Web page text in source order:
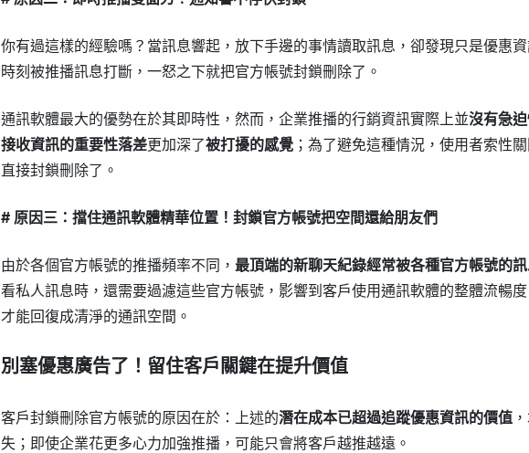
你有過這樣的經驗嗎？當訊息響起，放下手邊的事情讀取訊息，卻發現只是優惠
時刻被推播訊息打斷，一怒之下就把官方帳號封鎖刪除了。
通訊軟體最大的優勢在於其即時性，然而，企業推播的行銷資訊實際上並沒有急
接收資訊的重要性落差更加深了被打擾的感覺 ；為了避免這種情況，使用者索性
直接封鎖刪除了。
# 原因三：擋住通訊軟體精華位置！封鎖官方帳號把空間還給朋友們
由於各個官方帳號的推播頻率不同， 最頂端的新聊天紀錄經常被各種官方帳號的
看私人訊息時，還需要過濾這些官方帳號，影響到客戶使用通訊軟體的整體流暢
才能回復成清淨的通訊空間。
別塞優惠廣告了！留住客戶關鍵在提升價值
客戶封鎖刪除官方帳號的原因在於：上述的潛在成本已超過追蹤優惠資訊的價值
失；即使企業花更多心力加強推播，可能只會將客戶越推越遠。